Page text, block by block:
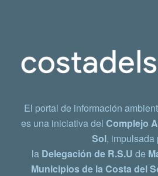
El portal de información
es una iniciativa delComplejo
Sol, impulsada
la Delegación de R.S.U de
Municipios de la Costa del